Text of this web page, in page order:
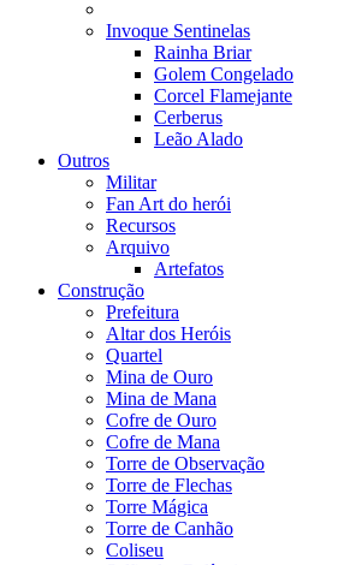
Invoque Sentinelas
Rainha Briar
Golem Congelado
Corcel Flamejante
Cerberus
Leão Alado
Outros
Militar
Fan Art do herói
Recursos
Arquivo
Artefatos
Construção
Prefeitura
Altar dos Heróis
Quartel
Mina de Ouro
Mina de Mana
Cofre de Ouro
Cofre de Mana
Torre de Observação
Torre de Flechas
Torre Mágica
Torre de Canhão
Coliseu